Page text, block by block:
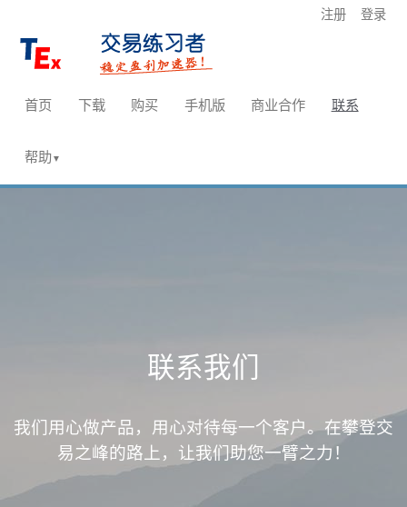
注册 登录
首页 下载 购买 手机版 商业合作 联系
帮助▼
联系我们
我们用心做产品，用心对待每一个客户。在攀登交
易之峰的路上，让我们助您一臂之力！